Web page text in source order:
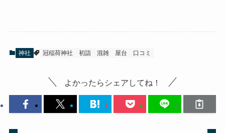
神社 冠稲荷神社 初詣 混雑 屋台 口コミ
よかったらシェアしてね！